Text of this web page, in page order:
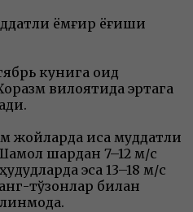
ёмғир ёғиши
кунига оид
вилоятида эртага
жойларда қисқа муддатли
шарқдан 7–12 м/с
эса 13–18 м/с
тўзонлар билан